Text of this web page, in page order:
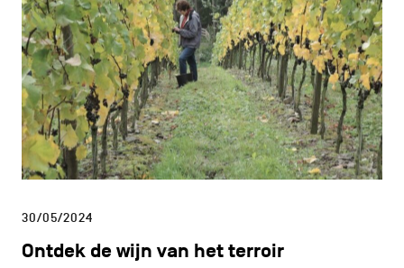
30/05/2024
Ontdek de wijn van het terroir